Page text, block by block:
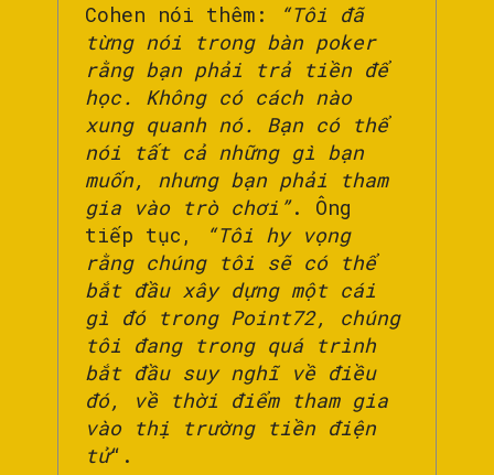
Cohen nói thêm:
“Tôi đã
từng nói trong bàn poker
rằng bạn phải trả tiền để
học. Không có cách nào
xung quanh nó. Bạn có thể
nói tất cả những gì bạn
muốn, nhưng bạn phải tham
gia vào trò chơi”. Ông
tiếp tục,
“Tôi hy vọng
rằng chúng tôi sẽ có thể
bắt đầu xây dựng một cái
gì đó trong Point72, chúng
tôi đang trong quá trình
bắt đầu suy nghĩ về điều
đó, về thời điểm tham gia
vào thị trường tiền điện
tử“.